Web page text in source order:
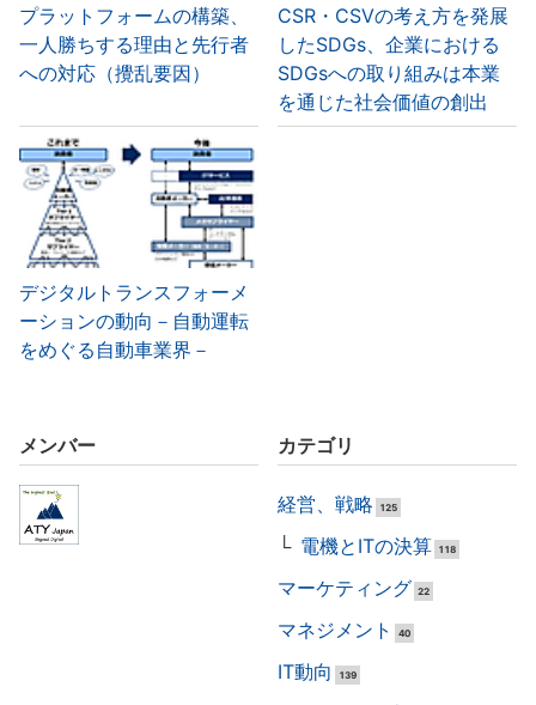
プラットフォームの構築、
一人勝ちする理由と先行者
への対応（攪乱要因）
CSR・CSVの考え方を発展
したSDGs、企業における
SDGsへの取り組みは本業
を通じた社会価値の創出
デジタルトランスフォーメ
ーションの動向－自動運転
をめぐる自動車業界－
メンバー カテゴリ
経営、戦略 125
電機とITの決算 118
マーケティング 22
マネジメント 40
IT動向 139